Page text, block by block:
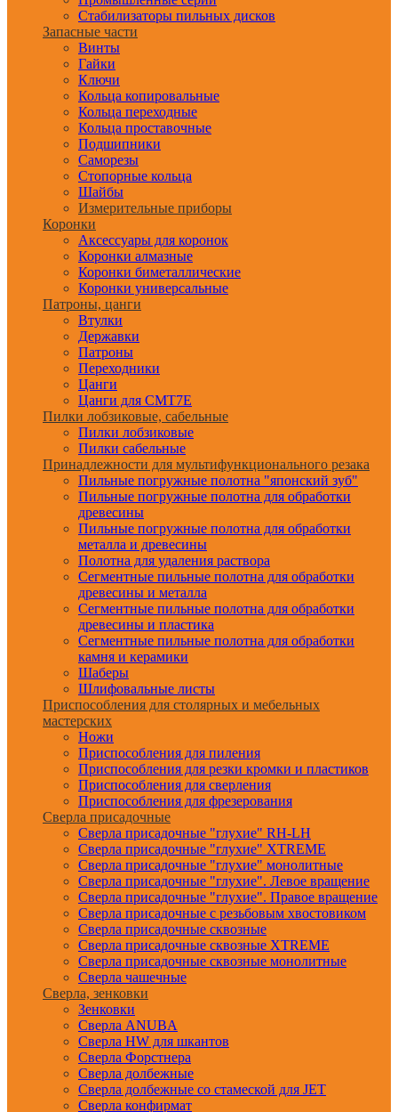
Стабилизаторы пильных дисков
Запасные части
Винты
Гайки
Ключи
Кольца копировальные
Кольца переходные
Кольца проставочные
Подшипники
Саморезы
Стопорные кольца
Шайбы
Измерительные приборы
Коронки
Аксессуары для коронок
Коронки алмазные
Коронки биметаллические
Коронки универсальные
Патроны, цанги
Втулки
Державки
Патроны
Переходники
Цанги
Цанги для CMT7E
Пилки лобзиковые, сабельные
Пилки лобзиковые
Пилки сабельные
Принадлежности для мультифункционального резака
Пильные погружные полотна "японский зуб"
Пильные погружные полотна для обработки
древесины
Пильные погружные полотна для обработки
металла и древесины
Полотна для удаления раствора
Сегментные пильные полотна для обработки
древесины и металла
Сегментные пильные полотна для обработки
древесины и пластика
Сегментные пильные полотна для обработки
камня и керамики
Шаберы
Шлифовальные листы
Приспособления для столярных и мебельных
мастерских
Ножи
Приспособления для пиления
Приспособления для резки кромки и пластиков
Приспособления для сверления
Приспособления для фрезерования
Сверла присадочные
Сверла присадочные "глухие" RH-LH
Сверла присадочные "глухие" XTREME
Сверла присадочные "глухие" монолитные
Сверла присадочные "глухие". Левое вращение
Сверла присадочные "глухие". Правое вращение
Сверла присадочные с резьбовым хвостовиком
Сверла присадочные сквозные
Сверла присадочные сквозные XTREME
Сверла присадочные сквозные монолитные
Сверла чашечные
Сверла, зенковки
Зенковки
Сверла ANUBA
Сверла HW для шкантов
Сверла Форстнера
Сверла долбежные
Сверла долбежные со стамеской для JET
Сверла конфирмат